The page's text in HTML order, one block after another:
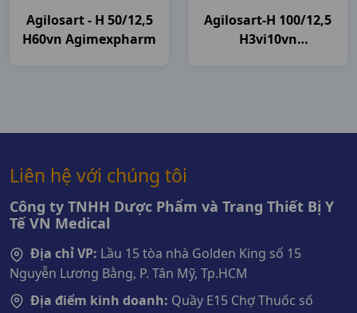
Agilosart - H 50/12,5
H60vn Agimexpharm
Agilosart-H 100/12,5
H3vi10vn
Liên hệ với chúng tôi
Công ty TNHH Dược Phẩm và Trang Thiết Bị Y
Tế VN Medical
Địa chỉ VP: Lầu 15 tòa nhà Golden King số 15
Nguyễn Lương Bằng, P. Tân Mỹ, Tp.HCM
Địa điểm kinh doanh: Quầy E15 Chợ Thuốc số